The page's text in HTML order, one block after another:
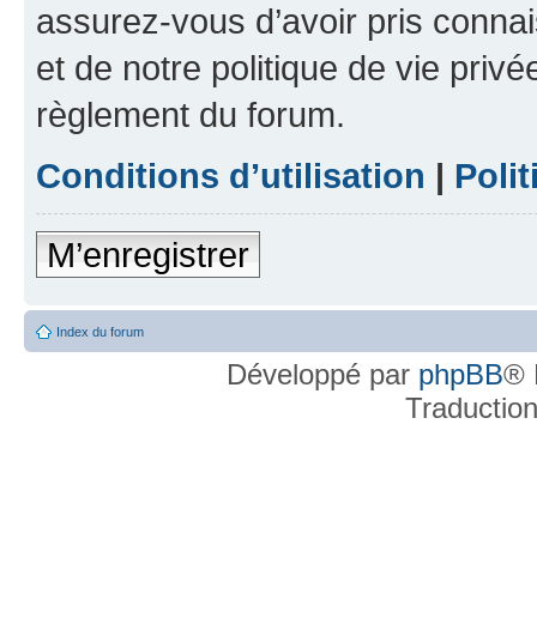
assurez-vous d’avoir pris
et de notre politique de vie
règlement du forum.
Conditions d’utilisation |
M’enregistrer
Index du forum
Développé par phpBB®